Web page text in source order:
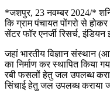
*जशपुर, 23 नवम्बर 2024/*
कि ग्राम पंचायत पोंगरो से
सेंटर फॉर एनर्जी रिसर्च,
जहां भारतीय विज्ञान संस्थान
का निर्माण कर स्थापित
रबी फसलों हेतु जल उपलब्ध
सिंचाई हेतु जल उपलब्ध कराया